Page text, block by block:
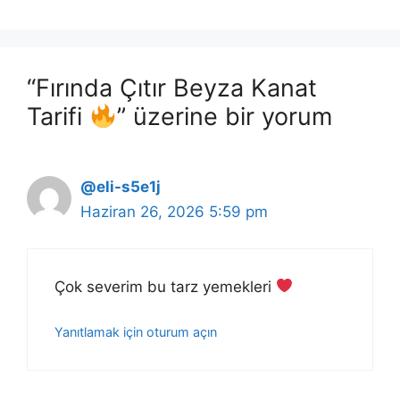
“Fırında Çıtır Beyza Kanat
Tarifi
” üzerine bir yorum
@eli-s5e1j
Haziran 26, 2026 5:59 pm
Çok severim bu tarz yemekleri
Yanıtlamak için oturum açın